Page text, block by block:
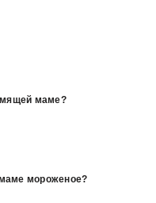
маме?
мороженое?